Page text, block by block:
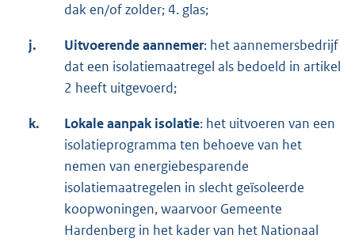
dak en/of zolder; 4. glas;
j. Uitvoerende aannemer: het aannemersbedrijf
dat een isolatiemaatregel als bedoeld in artikel
2 heeft uitgevoerd;
k. Lokale aanpak isolatie: het uitvoeren van een
isolatieprogramma ten behoeve van het
nemen van energiebesparende
isolatiemaatregelen in slecht geïsoleerde
koopwoningen, waarvoor Gemeente
Hardenberg in het kader van het Nationaal